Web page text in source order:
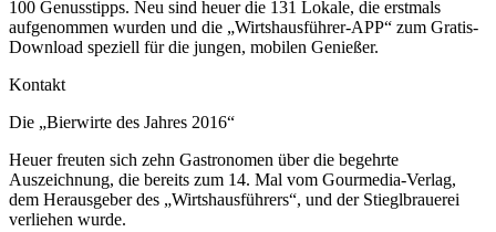
100 Genusstipps. Neu sind heuer die 131 Lokale, die erstmals
aufgenommen wurden und die „Wirtshausführer-APP“ zum Gratis-
Download speziell für die jungen, mobilen Genießer.
Kontakt
Die „Bierwirte des Jahres 2016“
Heuer freuten sich zehn Gastronomen über die begehrte
Auszeichnung, die bereits zum 14. Mal vom Gourmedia-Verlag,
dem Herausgeber des „Wirtshausführers“, und der Stieglbrauerei
verliehen wurde.